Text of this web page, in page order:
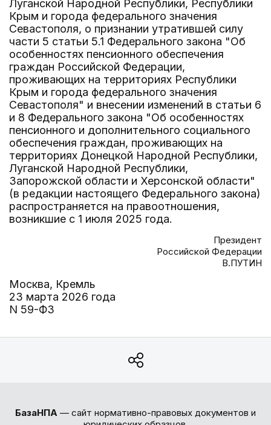
Луганской Народной Республики, Республики
Крым и города федерального значения
Севастополя, о признании утратившей силу
части 5 статьи 5.1 Федерального закона "Об
особенностях пенсионного обеспечения
граждан Российской Федерации,
проживающих на территориях Республики
Крым и города федерального значения
Севастополя" и внесении изменений в статьи 6
и 8 Федерального закона "Об особенностях
пенсионного и дополнительного социального
обеспечения граждан, проживающих на
территориях Донецкой Народной Республики,
Луганской Народной Республики,
Запорожской области и Херсонской области"
(в редакции настоящего Федерального закона)
распространяется на правоотношения,
возникшие с 1 июля 2025 года.
Президент
Российской Федерации
В.ПУТИН
Москва, Кремль
23 марта 2026 года
N 59-ФЗ
БазаНПА — сайт нормативно-правовых документов и